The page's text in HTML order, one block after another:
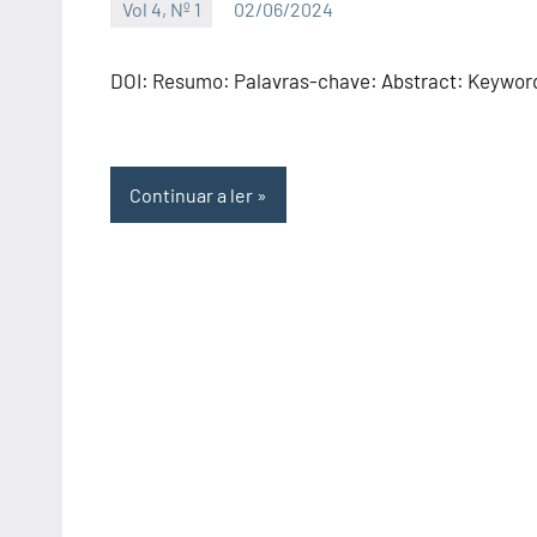
Vol 4, Nº 1 02/06/2024
DOI: Resumo: Palavras-chave: Abstract:
Continuar a ler